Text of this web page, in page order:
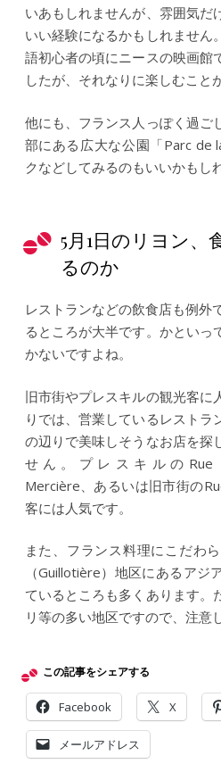
いあもしれませんが、雰囲気だ
いい経験になるかもしれません
語初心者の頃にニースの映画館
したが、それなりに楽しむこと
他にも、フランス人っぽく過ご
部にある広大な公園「Parc de
クなどしてみるのもいいかもし
5月1日のリヨン、
るのか
レストランなどの飲食店も例外
るところが大半です。かといっ
かないですよね。
旧市街やプレスキルの観光客に
りでは、営業しているレストラ
の辺りで美味しそうなお店を探
せん。プレスキルのRue
Mercière、あるいは旧市街の
客には人気です。
また、フランス料理にこだわ
（Guillotière）地区にあるアジ
ているところも多くあります。
リ等の多い地区ですので、注意
この記事をシェアする
Facebook X
メールアドレス